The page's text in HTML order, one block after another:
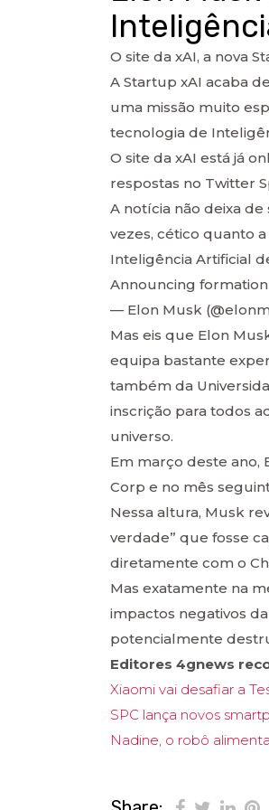
O site da xAI, a nova
A Startup xAI acaba
uma missão muito
tecnologia de
O site da xAI está já
respostas no Twitter
A notícia não deixa
vezes, cético quanto
Inteligência Artificial
Announcing
— Elon Musk
Mas eis que Elon
equipa bastante
também da
inscrição para todos
universo.
Em março deste ano,
Corp e no mês
Nessa altura, Musk
verdade” que fosse
diretamente com o
Mas exatamente na
impactos negativos
potencialmente
Editores 4gnews
Xiaomi vai desafiar a
SPC lança novos
Nadine, o robô